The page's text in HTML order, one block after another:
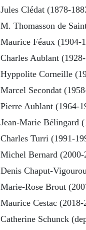
Jules Clédat (1878-
M. Thomasson de
Maurice Féaux (1904-
Charles Aublant
Hyppolite Corneille
Marcel Secondat
Pierre Aublant (1964-
Jean-Marie Bélingard
Charles Turri (1991-
Michel Bernard (2000-
Denis Chaput-
Marie-Rose Brout
Maurice Cestac (2018-
Catherine Schunck